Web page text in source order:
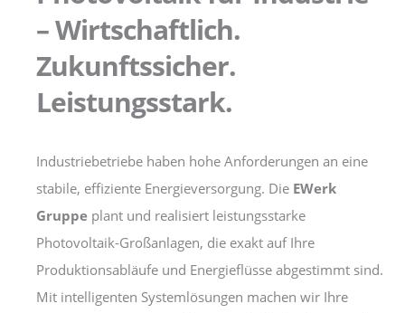
– Wirtschaftlich.
Zukunftssicher.
Leistungsstark.
Industriebetriebe haben hohe Anforderungen an eine
stabile, effiziente Energieversorgung. Die EWerk
Gruppe plant und realisiert leistungsstarke
Photovoltaik-Großanlagen, die exakt auf Ihre
Produktionsabläufe und Energieflüsse abgestimmt sind.
Mit intelligenten Systemlösungen machen wir Ihre